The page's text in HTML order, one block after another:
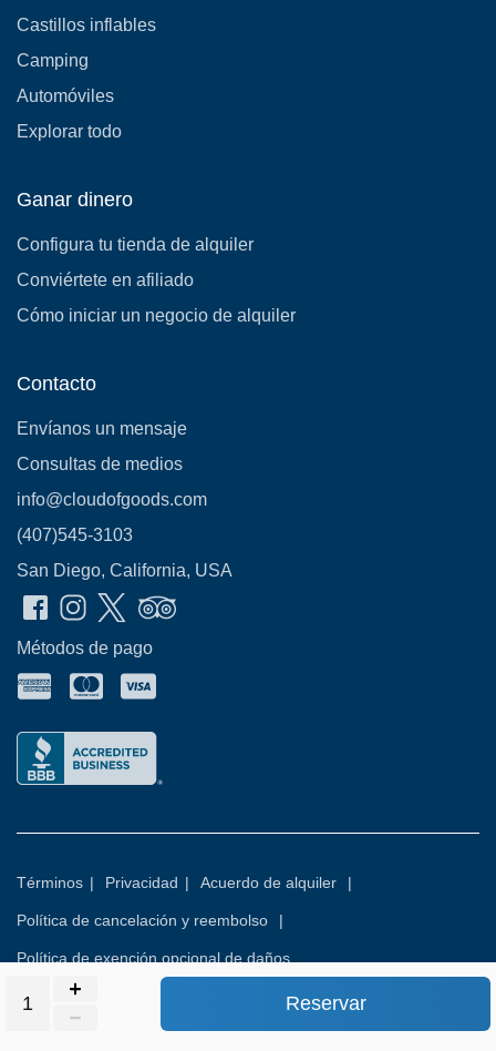
Reservar
Castillos inflables
Camping
Automóviles
Explorar todo
Ganar dinero
Configura tu tienda de alquiler
Conviértete en afiliado
Cómo iniciar un negocio de alquiler
Contacto
Envíanos un mensaje
Consultas de medios
info@cloudofgoods.com
(407)545-3103
San Diego, California, USA
Métodos de pago
Términos | Privacidad | Acuerdo de alquiler |
Política de cancelación y reembolso |
Política de exención opcional de daños
© 2026 Todos los derechos reservados.